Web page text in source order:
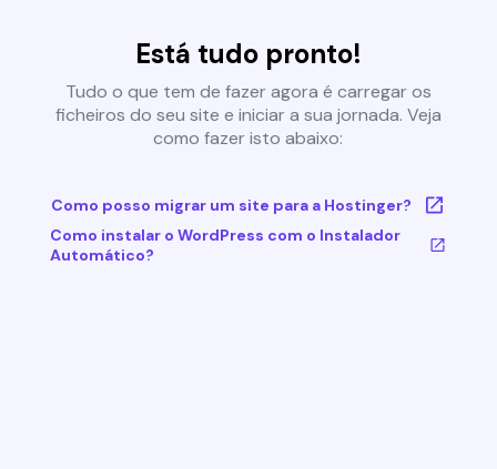
Está tudo pronto!
Tudo o que tem de fazer agora é carregar os
ficheiros do seu site e iniciar a sua jornada. Veja
como fazer isto abaixo:
Como posso migrar um site para a Hostinger?
Como instalar o WordPress com o Instalador
Automático?